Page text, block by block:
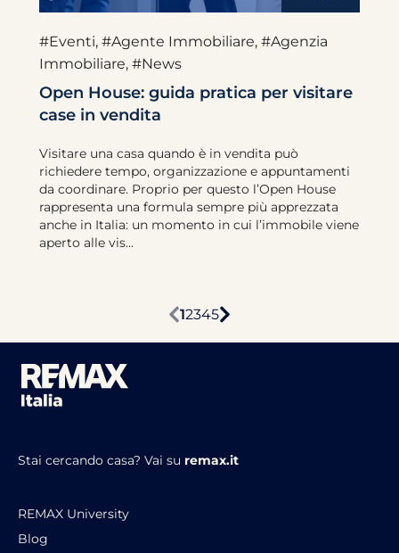
#Eventi, #Agente Immobiliare, #Agenzia
Immobiliare, #News
Open House: guida pratica per visitare
case in vendita
Visitare una casa quando è in vendita può
richiedere tempo, organizzazione e appuntamenti
da coordinare. Proprio per questo l’Open House
rappresenta una formula sempre più apprezzata
anche in Italia: un momento in cui l’immobile viene
aperto alle vis...
12345
Stai cercando casa? Vai su remax.it
REMAX University
Blog